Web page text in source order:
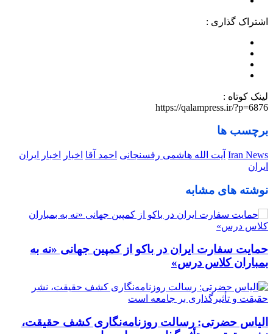
اشتراک گذاری :
لینک کوتاه :
https://qalampress.ir/?p=6876
برچسب ها
Iran News آیت الله هاشمی رفسنجانی احمد آقا اخبار
اخبار ایران
ایران
نوشته های مشابه
حمایت سفارت ایران در باکو از کمپین جهانی «نه به
بمباران کلاس درس»
الیاس حضرتی: رسالت روزنامه‌نگاری کشف حقیقت،